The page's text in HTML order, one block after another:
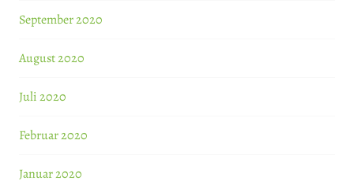
September 2020
August 2020
Juli 2020
Februar 2020
Januar 2020